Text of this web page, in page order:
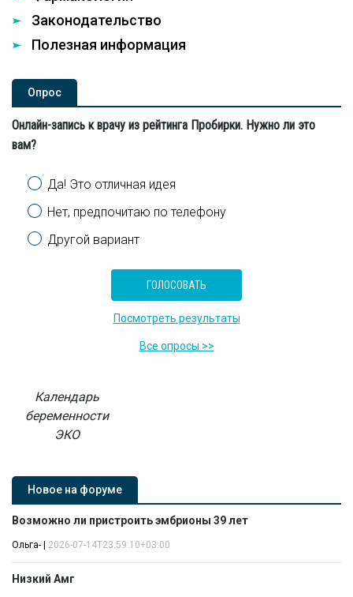
Законодательство
Полезная информация
Опроc
Онлайн-запись к врачу из рейтинга Пробирки. Нужно ли это
вам?
Варианты
Да! Это отличная идея
Нет, предпочитаю по телефону
Другой вариант
Посмотреть результаты
Все опросы >>
Календарь
беременности
ЭКО
Новое на форуме
Возможно ли пристроить эмбрионы 39 лет
Ольга- 2026-07-14T23:59:10+03:00
Низкий Амг